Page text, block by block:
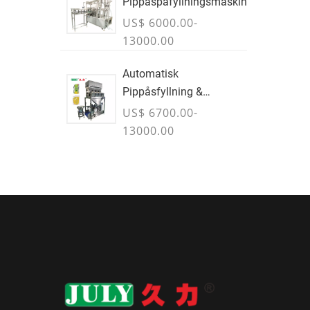
US$ 6000.00-
13000.00
Automatisk
Pippåsfyllning &
Vägningsmaskin
US$ 6700.00-
13000.00